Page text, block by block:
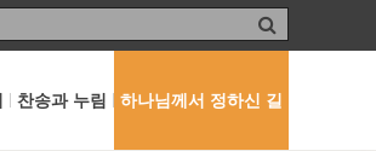
찬송과 누림 하나님께서 정하신 길